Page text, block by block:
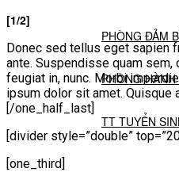
PHÒNG ĐẢM
PHÒNG
TT TUYỂN
NGHIÊN CỨU KHOA HỌC
[1/2]
Donec sed tellus eget sapien
ante. Suspendisse quam sem,
feugiat in, nunc. Morbi
ipsum dolor sit amet. Quisque
[/one_half_last]
[divider style=”double”
[one_third]